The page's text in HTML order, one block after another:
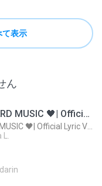
て表示
ん
ไม่มีใครรู้ตัวเรา– UNHEARD MUSIC 🖤| Official Lyric Video | เพลงสู้ชีวิต